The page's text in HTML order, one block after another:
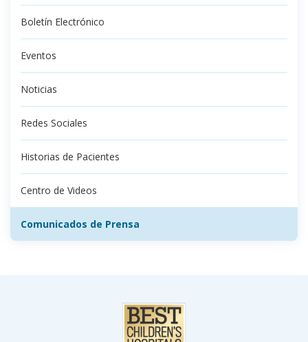
Boletín Electrónico
Eventos
Noticias
Redes Sociales
Historias de Pacientes
Centro de Videos
Comunicados de Prensa